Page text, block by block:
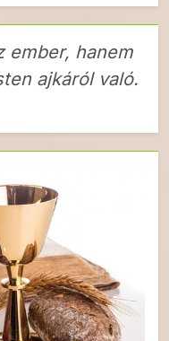
ember, hanem
ajkáról való.